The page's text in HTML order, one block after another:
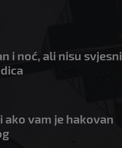
i noć, ali nisu svjesni
vam je hakovan